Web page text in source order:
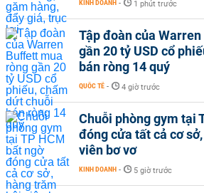
KINH DOANH - 1 phút trước
Tập đoàn của
gần 20 tỷ USD cổ
bán ròng 14 quý
QUỐC TẾ - 4 giờ trước
Chuỗi phòng gym tại
đóng cửa tất cả cơ
viên bơ vơ
KINH DOANH - 5 giờ trước